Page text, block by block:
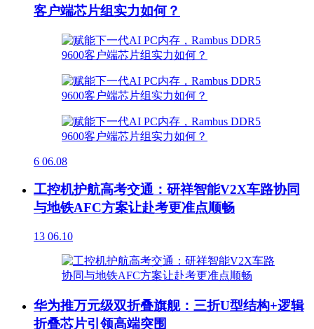
客户端芯片组实力如何？
6 06.08
工控机护航高考交通：研祥智能V2X车路协同
与地铁AFC方案让赴考更准点顺畅
13 06.10
华为推万元级双折叠旗舰：三折U型结构+逻辑
折叠芯片引领高端突围